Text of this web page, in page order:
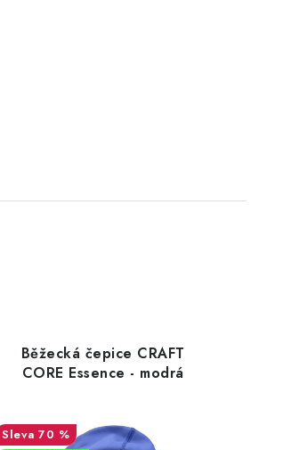
Běžecká čepice CRAFT
CORE Essence - modrá
70 %